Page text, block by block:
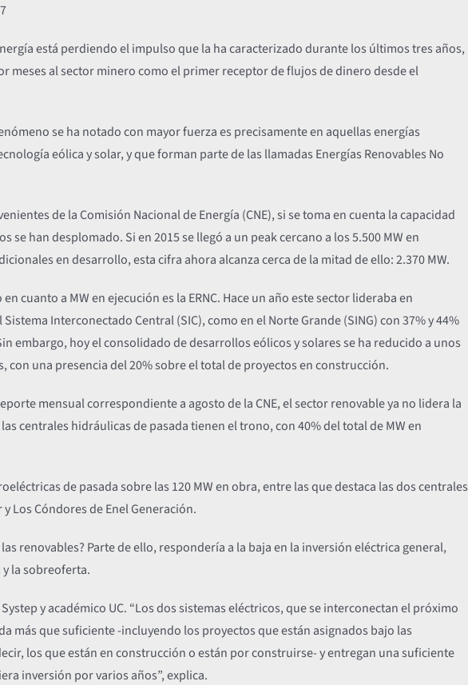
está perdiendo el impulso que la ha caracterizado durante los últimos tres años,
meses al sector minero como el primer receptor de flujos de dinero desde el
se ha notado con mayor fuerza es precisamente en aquellas energías
eólica y solar, y que forman parte de las llamadas Energías Renovables No
de la Comisión Nacional de Energía (CNE), si se toma en cuenta la capacidad
se han desplomado. Si en 2015 se llegó a un peak cercano a los 5.500 MW en
en desarrollo, esta cifra ahora alcanza cerca de la mitad de ello: 2.370 MW.
cuanto a MW en ejecución es la ERNC. Hace un año este sector lideraba en
Interconectado Central (SIC), como en el Norte Grande (SING) con 37% y 44%
embargo, hoy el consolidado de desarrollos eólicos y solares se ha reducido a unos
con una presencia del 20% sobre el total de proyectos en construcción.
mensual correspondiente a agosto de la CNE, el sector renovable ya no lidera la
centrales hidráulicas de pasada tienen el trono, con 40% del total de MW en
de pasada sobre las 120 MW en obra, entre las que destaca las dos centrales
Los Cóndores de Enel Generación.
renovables? Parte de ello, respondería a la baja en la inversión eléctrica general,
la sobreoferta.
y académico UC. “Los dos sistemas eléctricos, que se interconectan el próximo
más que suficiente -incluyendo los proyectos que están asignados bajo las
los que están en construcción o están por construirse- y entregan una suficiente
inversión por varios años”, explica.